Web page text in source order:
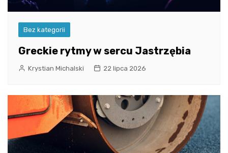
Bez kategorii
Greckie rytmy w sercu Jastrzębia
Krystian Michalski 22 lipca 2026